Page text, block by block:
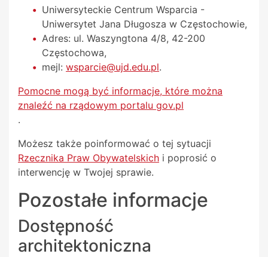
Uniwersyteckie Centrum Wsparcia -
Uniwersytet Jana Długosza w Częstochowie,
Adres: ul. Waszyngtona 4/8, 42-200
Częstochowa,
mejl: wsparcie@ujd.edu.pl.
Pomocne mogą być informacje, które można
znaleźć na rządowym portalu gov.pl
.
Możesz także poinformować o tej sytuacji
Rzecznika Praw Obywatelskich i poprosić o
interwencję w Twojej sprawie.
Pozostałe informacje
Dostępność
architektoniczna